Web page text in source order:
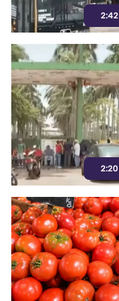
2:42
2:20